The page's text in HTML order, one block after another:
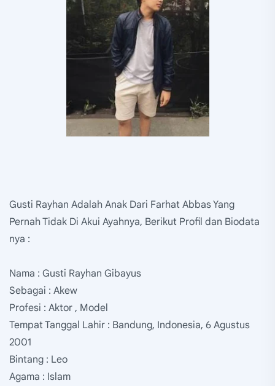
Gusti Rayhan Adalah Anak Dari Farhat Abbas Yang
Pernah Tidak Di Akui Ayahnya, Berikut Profil dan Biodata
nya :
Nama : Gusti Rayhan Gibayus
Sebagai : Akew
Profesi : Aktor , Model
Tempat Tanggal Lahir : Bandung, Indonesia, 6 Agustus
2001
Bintang : Leo
Agama : Islam